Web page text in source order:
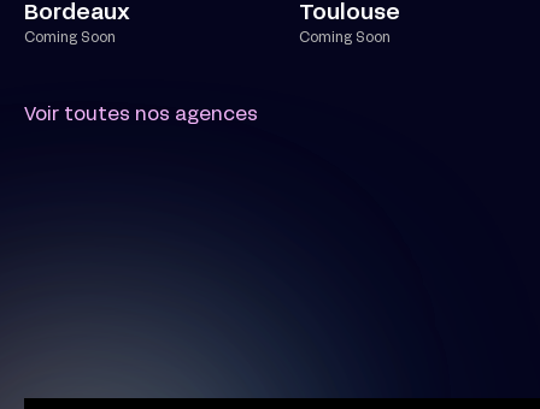
Bordeaux
Coming Soon
Toulouse
Coming Soon
Voir toutes nos agences